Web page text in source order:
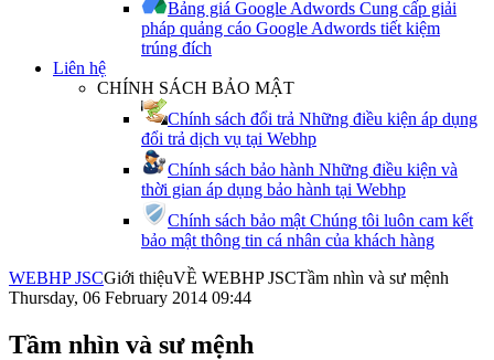
Bảng giá Google Adwords Cung cấp giải
pháp quảng cáo Google Adwords tiết kiệm
trúng đích
Liên hệ
CHÍNH SÁCH BẢO MẬT
Chính sách đổi trả Những điều kiện áp dụng
đổi trả dịch vụ tại Webhp
Chính sách bảo hành Những điều kiện và
thời gian áp dụng bảo hành tại Webhp
Chính sách bảo mật Chúng tôi luôn cam kết
bảo mật thông tin cá nhân của khách hàng
WEBHP JSCGiới thiệuVỀ WEBHP JSCTầm nhìn và sư mệnh
Thursday, 06 February 2014 09:44
Tầm nhìn và sư mệnh